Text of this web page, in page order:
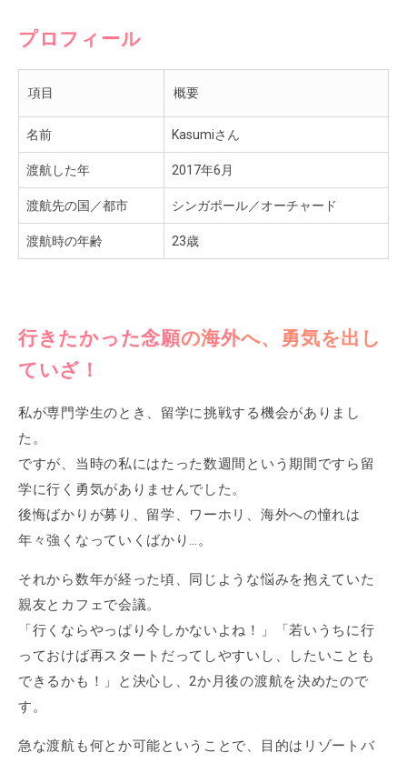
プロフィール
項目 概要
名前 Kasumiさん
渡航した年 2017年6月
渡航先の国／都市 シンガポール／オーチャード
渡航時の年齢 23歳
行きたかった念願の海外へ、勇気を出し
ていざ！
私が専門学生のとき、留学に挑戦する機会がありまし
た。
ですが、当時の私にはたった数週間という期間ですら留
学に行く勇気がありませんでした。
後悔ばかりが募り、留学、ワーホリ、海外への憧れは
年々強くなっていくばかり…。
それから数年が経った頃、同じような悩みを抱えていた
親友とカフェで会議。
「行くならやっぱり今しかないよね！」「若いうちに行
っておけば再スタートだってしやすいし、したいことも
できるかも！」と決心し、2か月後の渡航を決めたので
す。
急な渡航も何とか可能ということで、目的はリゾートバ